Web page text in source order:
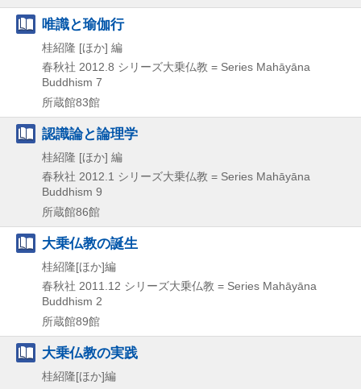
唯識と瑜伽行
桂紹隆 [ほか] 編
春秋社 2012.8 シリーズ大乗仏教 = Series Mahāyāna
Buddhism 7
所蔵館83館
認識論と論理学
桂紹隆 [ほか] 編
春秋社 2012.1 シリーズ大乗仏教 = Series Mahāyāna
Buddhism 9
所蔵館86館
大乗仏教の誕生
桂紹隆[ほか]編
春秋社 2011.12 シリーズ大乗仏教 = Series Mahāyāna
Buddhism 2
所蔵館89館
大乗仏教の実践
桂紹隆[ほか]編